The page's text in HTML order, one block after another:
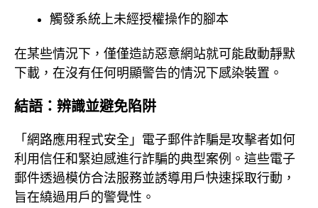
觸發系統上未經授權操作的腳本
在某些情況下，僅僅造訪惡意網站就可能啟動靜默
下載，在沒有任何明顯警告的情況下感染裝置。
結語：辨識並避免陷阱
「網路應用程式安全」電子郵件詐騙是攻擊者如何
利用信任和緊迫感進行詐騙的典型案例。這些電子
郵件透過模仿合法服務並誘導用戶快速採取行動，
旨在繞過用戶的警覺性。